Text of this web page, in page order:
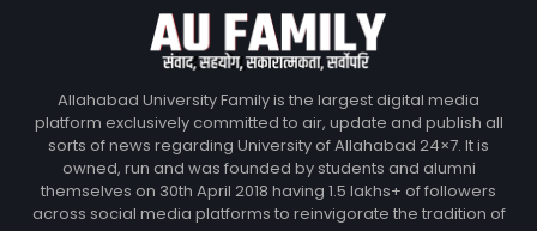
Allahabad University Family is the largest digital media
platform exclusively committed to air, update and publish all
sorts of news regarding University of Allahabad 24×7. It is
owned, run and was founded by students and alumni
themselves on 30th April 2018 having 1.5 lakhs+ of followers
across social media platforms to reinvigorate the tradition of